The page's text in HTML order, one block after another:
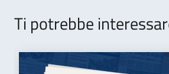
Ti potrebbe